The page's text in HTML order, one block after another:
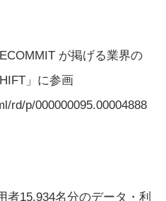
が掲げる業界の
」に参画
rd/p/000000095.00004888
者15,934名分のデータ・利